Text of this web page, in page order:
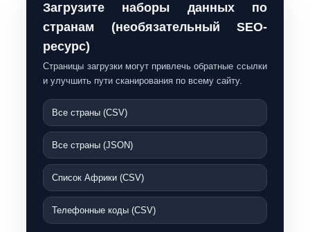
Загрузите наборы данных по
странам (необязательный SEO-
ресурс)
Страницы загрузки могут привлечь обратные ссылки
и улучшить пути сканирования по всему сайту.
Все страны (CSV)
Все страны (JSON)
Список Африки (CSV)
Телефонные коды (CSV)